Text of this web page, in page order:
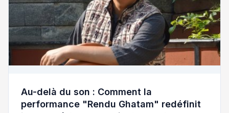
Au-delà du son : Comment la
performance "Rendu Ghatam" redéfinit